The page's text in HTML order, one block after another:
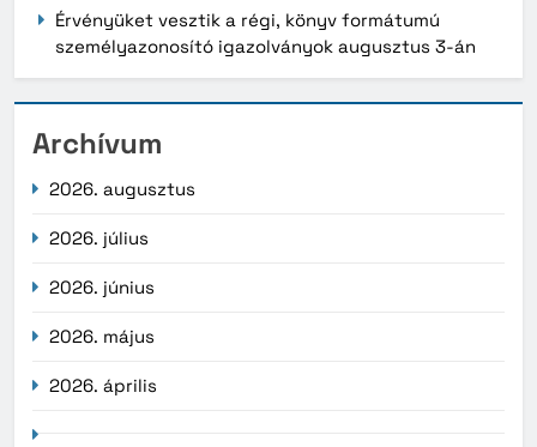
Érvényüket vesztik a régi, könyv formátumú
személyazonosító igazolványok augusztus 3-án
Archívum
2026. augusztus
2026. július
2026. június
2026. május
2026. április